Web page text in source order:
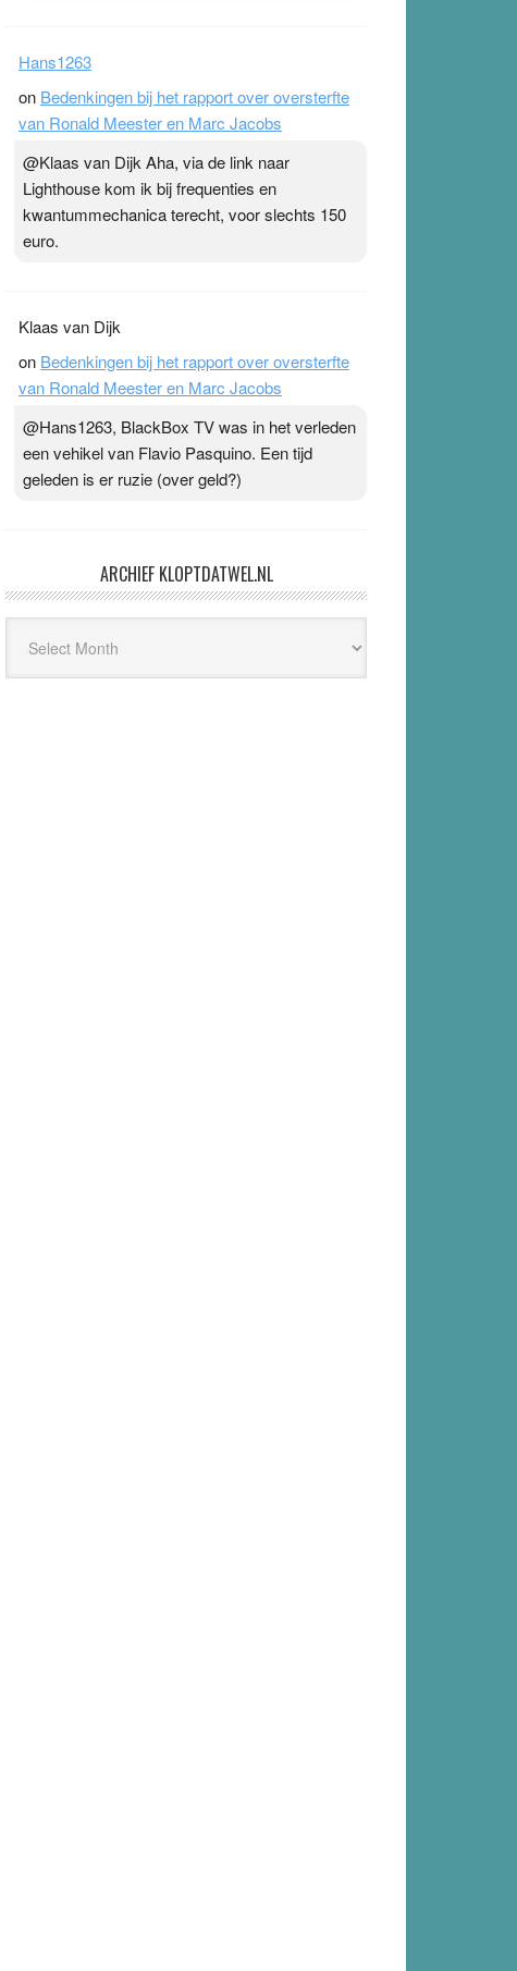
Hans1263
on Bedenkingen bij het rapport over oversterfte
van Ronald Meester en Marc Jacobs
@Klaas van Dijk Aha, via de link naar
Lighthouse kom ik bij frequenties en
kwantummechanica terecht, voor slechts 150
euro.
Klaas van Dijk
on Bedenkingen bij het rapport over oversterfte
van Ronald Meester en Marc Jacobs
@Hans1263, BlackBox TV was in het verleden
een vehikel van Flavio Pasquino. Een tijd
geleden is er ruzie (over geld?)
ARCHIEF KLOPTDATWEL.NL
Kloptdatwel.nl